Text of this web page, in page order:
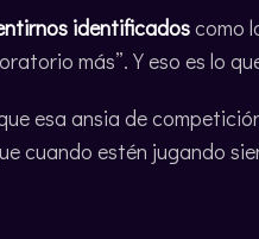
identificadoscomo
más”. Y eso es lo
esa ansia de
cuando estén jugando